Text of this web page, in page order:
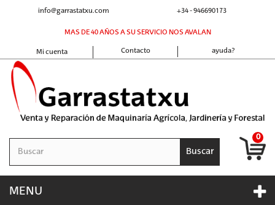
+34 - 946690173
info@garrastatxu.com
MAS DE 40 AÑOS A SU SERVICIO NOS AVALAN
ayuda?
Contacto
Mi cuenta
Buscar
0
MENU